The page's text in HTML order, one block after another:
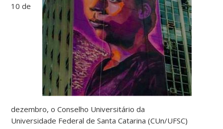
10 de
dezembro, o Conselho Universitário da
Universidade Federal de Santa Catarina (CUn/UFSC)